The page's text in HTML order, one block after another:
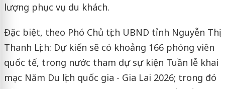
lượng phục vụ du khách.
Đặc biệt, theo Phó Chủ tịch UBND tỉnh Nguyễn Thị
Thanh Lịch: Dự kiến sẽ có khoảng 166 phóng viên
quốc tế, trong nước tham dự sự kiện Tuần lễ khai
mạc Năm Du lịch quốc gia - Gia Lai 2026; trong đó